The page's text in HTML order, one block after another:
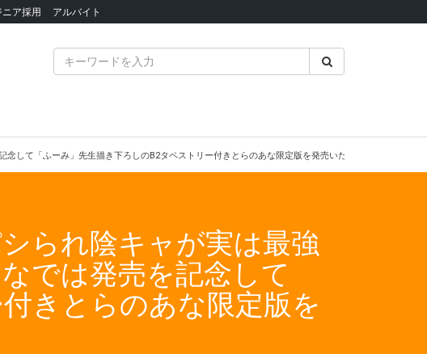
ア採用 アルバイト
して「ふーみ」先生描き下ろしのB2タペストリー付きとらのあな限定版を発売いたします！
られ陰キャが実は最強
では発売を記念して
きとらのあな限定版を